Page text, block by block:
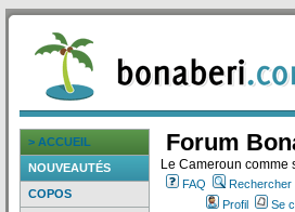
> ACCUEIL
NOUVEAUTÉS
COPOS
Forum
Le Cameroun comme
FAQ Rechercher
Profil
Se